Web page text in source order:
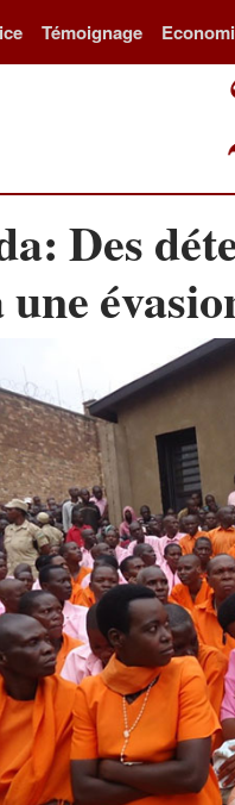
Témoignage
Des
une